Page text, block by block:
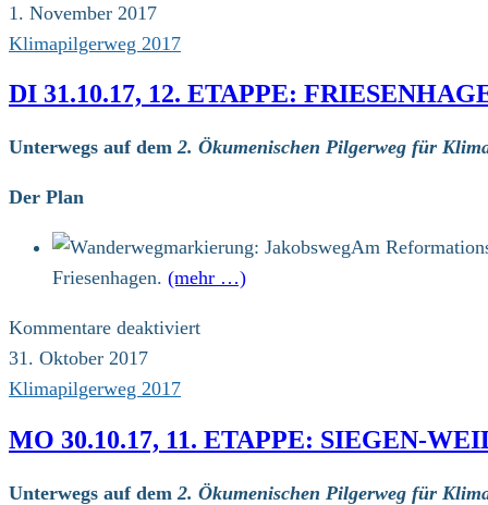
Etappe:
Waldbröl-
(18
km)
1. November 2017
Klimapilgerweg 2017
DI 31.10.17, 12. ETAPPE:
Unterwegs auf dem2. Ökumenischen Pilgerweg für
Der Plan
Am
Friesenhagen. (mehr …)
Kommentare deaktiviertfür
Etappe:
Friesenhagen
31. Oktober 2017
Klimapilgerweg 2017
MO 30.10.17, 11. ETAPPE: SIEGEN-
Unterwegs auf dem 2. Ökumenischen Pilgerweg für